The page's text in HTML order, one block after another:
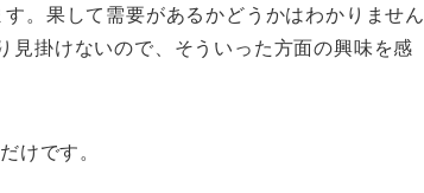
。果して需要があるかどうかはわかりません
掛けないので、そういった方面の興味を感
けです。